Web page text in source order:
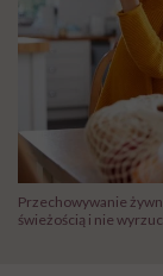
Przechowywanie
świeżością i nie